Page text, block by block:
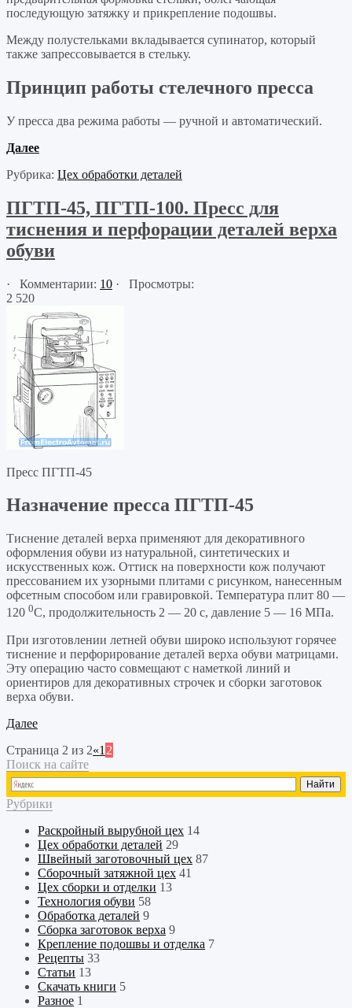
последующую затяжку и прикрепление подошвы.
Между полустельками вкладывается супинатор, который
также запрессовывается в стельку.
Принцип работы стелечного пресса
У пресса два режима работы — ручной и автоматический.
Далее
Рубрика: Цех обработки деталей
ПГТП-45, ПГТП-100. Пресс для
тиснения и перфорации деталей верха
обуви
· Комментарии: 10 · Просмотры:
2 520
Пресс ПГТП-45
Назначение пресса ПГТП-45
Тиснение деталей верха применяют для декоративного
оформления обуви из натуральной, синтетических и
искусственных кож. Оттиск на поверхности кож получают
прессованием их узорными плитами с рисунком, нанесенным
офсетным способом или гравировкой. Температура плит 80 —
120 0С, продолжительность 2 — 20 с, давление 5 — 16 МПа.
При изготовлении летней обуви широко используют горячее
тиснение и перфорирование деталей верха обуви матрицами.
Эту операцию часто совмещают с наметкой линий и
ориентиров для декоративных строчек и сборки заготовок
верха обуви.
Далее
Страница 2 из 2«1 2
Поиск на сайте
Рубрики
Раскройный вырубной цех 14
Цех обработки деталей 29
Швейный заготовочный цех 87
Сборочный затяжной цех 41
Цех сборки и отделки 13
Технология обуви 58
Обработка деталей 9
Сборка заготовок верха 9
Крепление подошвы и отделка 7
Рецепты 33
Статьи 13
Скачать книги 5
Разное 1